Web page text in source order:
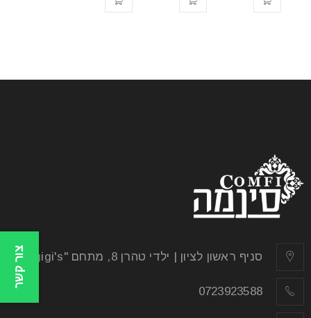
סניף ראשון לציון | ילדי טהרן 8, מתחם "gigi's"
0723923588
צור קשר